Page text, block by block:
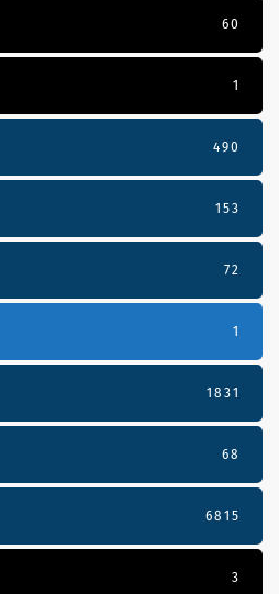
60
1
490
153
72
1
1831
68
6815
3